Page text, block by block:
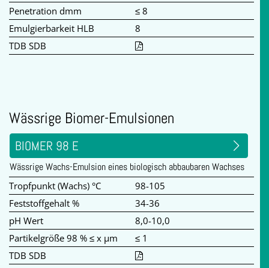
Penetration dmm
≤ 8
Emulgierbarkeit HLB
8
TDB SDB
Wässrige Biomer-Emulsionen
BIOMER 98 E
Wässrige Wachs-Emulsion eines biologisch abbaubaren Wachses
Tropfpunkt (Wachs) °C
98-105
Feststoffgehalt %
34-36
pH Wert
8,0-10,0
Partikelgröße 98 % ≤ x µm
≤ 1
TDB SDB